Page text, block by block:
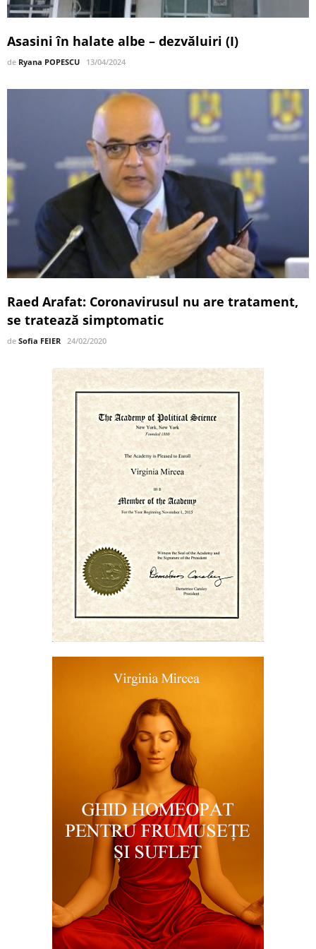
Asasini în halate albe – dezvăluiri (I)
de Ryana POPESCU 13/04/2024
Raed Arafat: Coronavirusul nu are tratament,
se tratează simptomatic
de Sofia FEIER 24/02/2020